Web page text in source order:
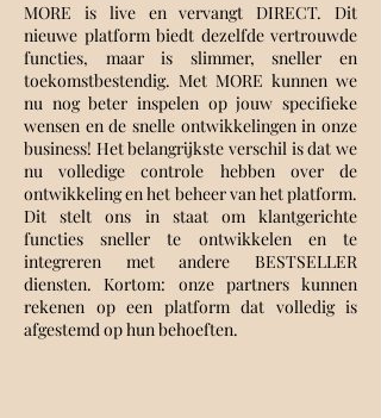
MORE is live en vervangt DIRECT. Dit
nieuwe platform biedt dezelfde vertrouwde
functies, maar is slimmer, sneller en
toekomstbestendig. Met MORE kunnen we
nu nog beter inspelen op jouw specifieke
wensen en de snelle ontwikkelingen in onze
business! Het belangrijkste verschil is dat we
nu volledige controle hebben over de
ontwikkeling en het beheer van het platform.
Dit stelt ons in staat om klantgerichte
functies sneller te ontwikkelen en te
integreren met andere BESTSELLER
diensten. Kortom: onze partners kunnen
rekenen op een platform dat volledig is
afgestemd op hun behoeften.